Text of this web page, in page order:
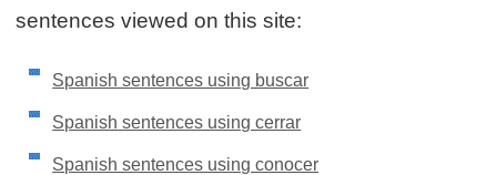
sentences viewed on this site:
Spanish sentences using buscar
Spanish sentences using cerrar
Spanish sentences using conocer